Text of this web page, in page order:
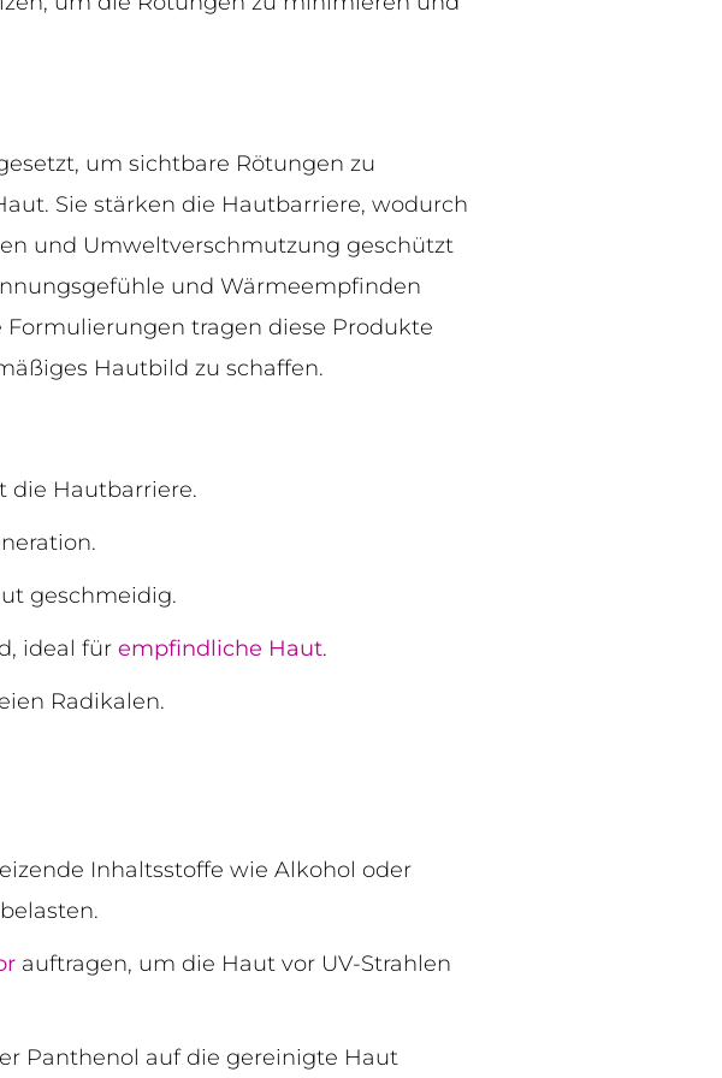
um sichtbare Rötungen zu
Sie stärken die Hautbarriere, wodurch
und Umweltverschmutzung geschützt
und Wärmeempfinden
tragen diese Produkte
Hautbild zu schaffen.
die Hautbarriere.
geschmeidig.
ideal für empfindliche Haut.
Radikalen.
Inhaltsstoffe wie Alkohol oder
auftragen, um die Haut vor UV-Strahlen
Panthenol auf die gereinigte Haut